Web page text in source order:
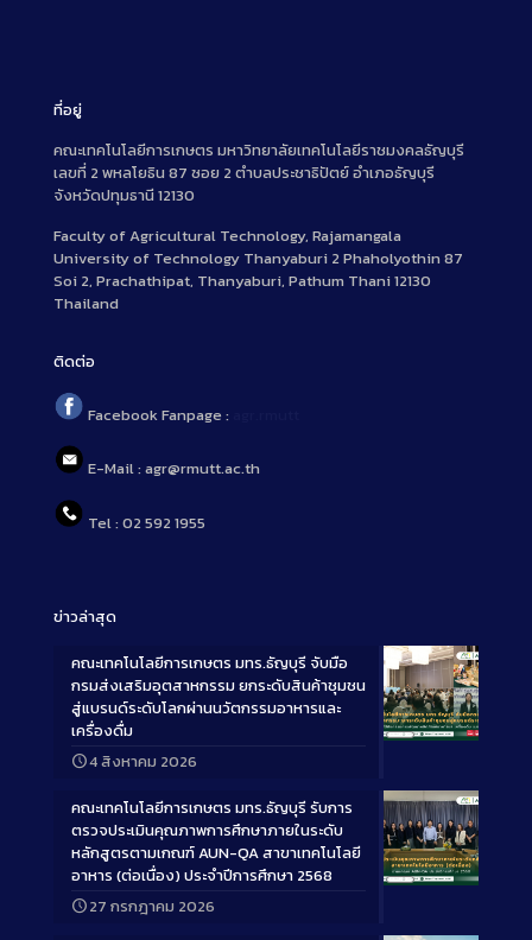
ที่อยู่
คณะเทคโนโลยีการเกษตร มหาวิทยาลัยเทคโนโลยีราชมงคลธัญบุรี
เลขที่ 2 พหลโยธิน 87 ซอย 2 ตำบลประชาธิปัตย์ อำเภอธัญบุรี
จังหวัดปทุมธานี 12130
Faculty of Agricultural Technology, Rajamangala
University of Technology Thanyaburi 2 Phaholyothin 87
Soi 2, Prachathipat, Thanyaburi, Pathum Thani 12130
Thailand
ติดต่อ
Facebook Fanpage :
E-Mail : agr@rmutt.ac.th
Tel : 02 592 1955
ข่าวล่าสุด
Long
คณะเทคโนโลยีการเกษตร มทร.ธัญบุรี จับมือ
กรมส่งเสริมอุตสาหกรรม ยกระดับสินค้าชุมชน
สู่แบรนด์ระดับโลกผ่านนวัตกรรมอาหารและ
เครื่องดื่ม
4 สิงหาคม 2026
Long
คณะเทคโนโลยีการเกษตร มทร.ธัญบุรี รับการ
ตรวจประเมินคุณภาพการศึกษาภายในระดับ
หลักสูตรตามเกณฑ์ AUN-QA สาขาเทคโนโลยี
อาหาร (ต่อเนื่อง) ประจำปีการศึกษา 2568
27 กรกฎาคม 2026